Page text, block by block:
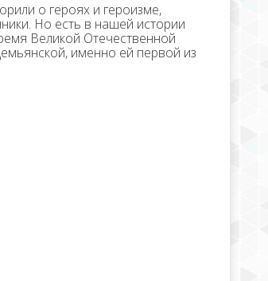
о героях и героизме,
Но есть в нашей истории
Великой Отечественной
именно ей первой из